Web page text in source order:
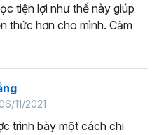
sử dụng Word để soạn
GÌ Ở
ĐỈNH
tiện lợi như thế này giúp
thức hơn cho mình. Cảm
11/2021
trình bày một cách chi